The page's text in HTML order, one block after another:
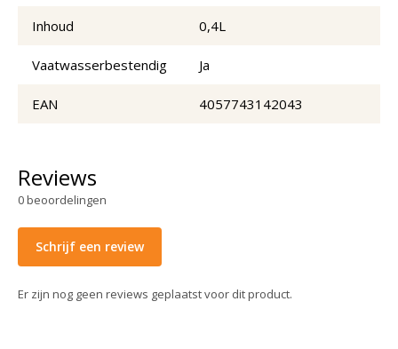
Inhoud 0,4L
Vaatwasserbestendig Ja
EAN 4057743142043
Reviews
0beoordelingen
Schrijf een review
Er zijn nog geen reviews geplaatst voor dit product.